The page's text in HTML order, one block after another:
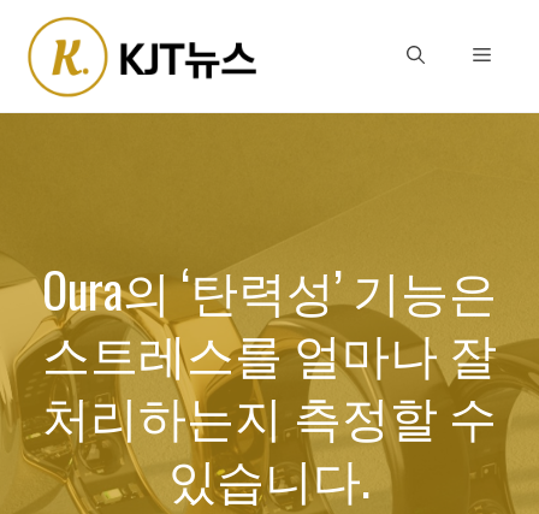
content
Menu
Oura의 ‘탄력성’ 기능은
스트레스를 얼마나 잘
처리하는지 측정할 수
있습니다.